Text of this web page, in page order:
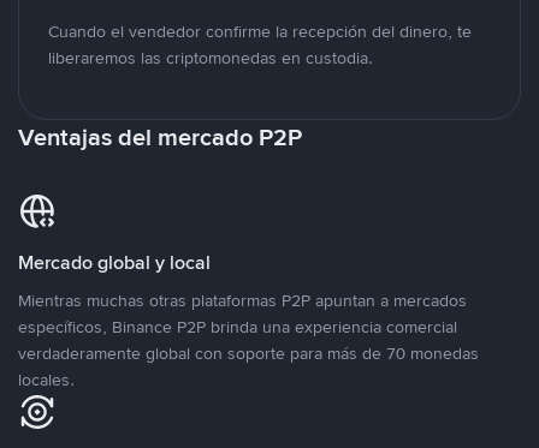
Cuando el vendedor confirme la recepción del dinero, te
liberaremos las criptomonedas en custodia.
Ventajas del mercado P2P
Mercado global y local
Mientras muchas otras plataformas P2P apuntan a mercados
específicos, Binance P2P brinda una experiencia comercial
verdaderamente global con soporte para más de 70 monedas
locales.